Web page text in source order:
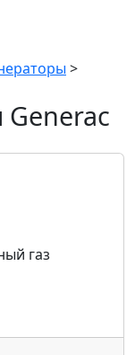
>
Generac
газ